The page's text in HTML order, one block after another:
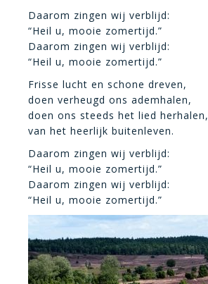
Daarom zingen wij verblijd:
“Heil u, mooie zomertijd.”
Daarom zingen wij verblijd:
“Heil u, mooie zomertijd.”
Frisse lucht en schone dreven,
doen verheugd ons ademhalen,
doen ons steeds het lied herhalen,
van het heerlijk buitenleven.
Daarom zingen wij verblijd:
“Heil u, mooie zomertijd.”
Daarom zingen wij verblijd:
“Heil u, mooie zomertijd.”